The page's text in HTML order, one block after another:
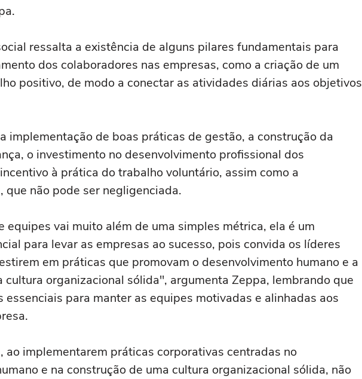
ressalta a existência de alguns pilares fundamentais para
dos colaboradores nas empresas, como a criação de um
positivo, de modo a conectar as atividades diárias aos objetivos
implementação de boas práticas de gestão, a construção da
o investimento no desenvolvimento profissional dos
à prática do trabalho voluntário, assim como a
que não pode ser negligenciada.
equipes vai muito além de uma simples métrica, ela é um
para levar as empresas ao sucesso, pois convida os líderes
em práticas que promovam o desenvolvimento humano e a
cultura organizacional sólida", argumenta Zeppa, lembrando que
essenciais para manter as equipes motivadas e alinhadas aos
ao implementarem práticas corporativas centradas no
e na construção de uma cultura organizacional sólida, não